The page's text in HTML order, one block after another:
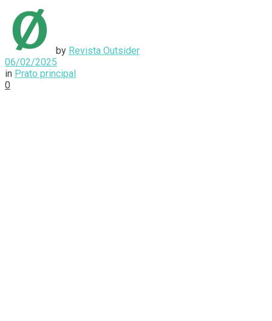
by Revista Outsider
06/02/2025
in Prato principal
0